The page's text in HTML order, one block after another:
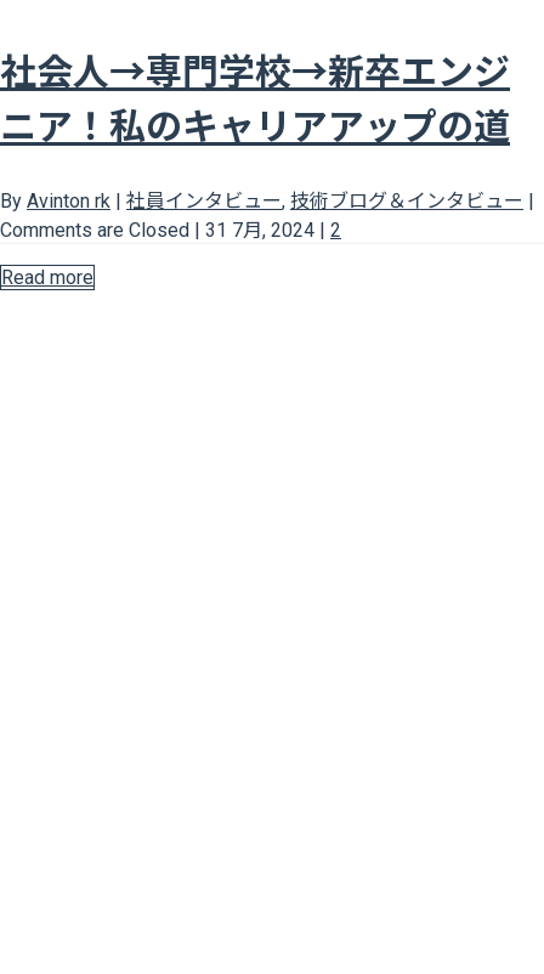
社会人→専門学校→新卒エンジ
ニア！私のキャリアアップの道
By Avinton rk | 社員インタビュー, 技術ブログ＆インタビュー |
Comments are Closed | 31 7月, 2024 | 2
Read more